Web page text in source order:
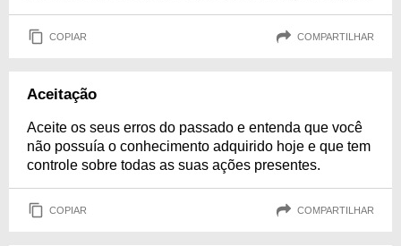
COPIAR COMPARTILHAR
Aceitação
Aceite os seus erros do passado e entenda que você
não possuía o conhecimento adquirido hoje e que tem
controle sobre todas as suas ações presentes.
COPIAR COMPARTILHAR